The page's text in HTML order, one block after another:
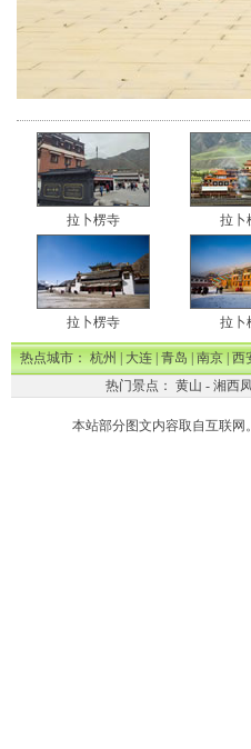
拉卜楞寺 拉卜
拉卜楞寺 拉卜
热点城市：杭州|大连|青岛|南京|西
热门景点： 黄山 - 湘西
本站部分图文内容取自互联